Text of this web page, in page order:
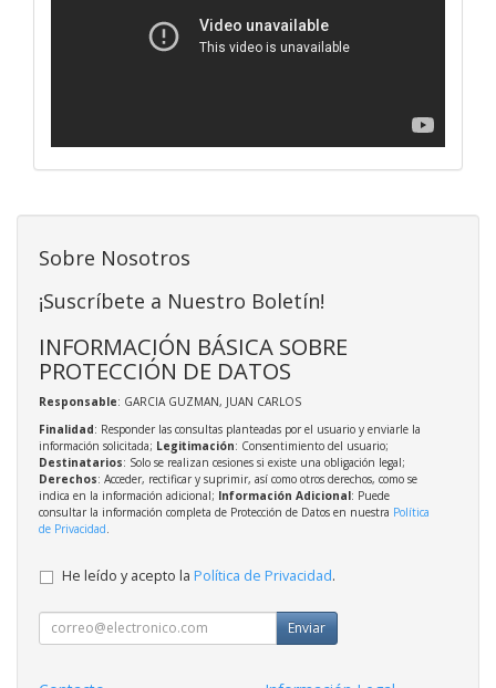
Sobre Nosotros
¡Suscríbete a Nuestro Boletín!
INFORMACIÓN BÁSICA SOBRE
PROTECCIÓN DE DATOS
Responsable: GARCIA GUZMAN, JUAN CARLOS
Finalidad: Responder las consultas planteadas por el usuario y enviarle la
información solicitada; Legitimación: Consentimiento del usuario;
Destinatarios: Solo se realizan cesiones si existe una obligación legal;
Derechos: Acceder, rectificar y suprimir, así como otros derechos, como se
indica en la información adicional; Información Adicional: Puede
consultar la información completa de Protección de Datos en nuestra Política
de Privacidad.
He leído y acepto la Política de Privacidad.
Enviar